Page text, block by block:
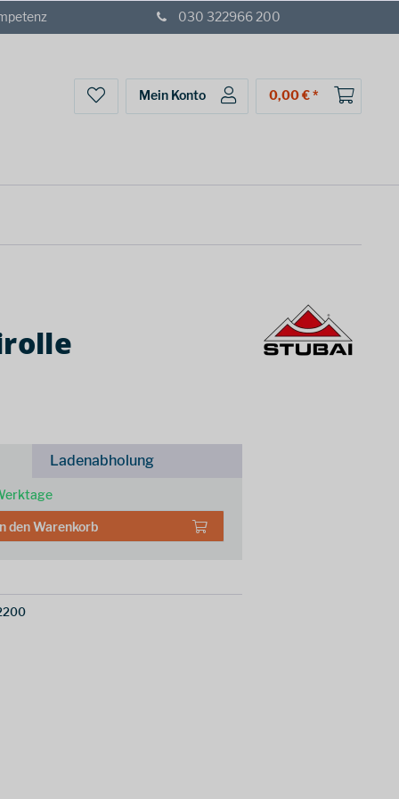
030 322966 200
Mein Konto 0,00 € *
Ladenabholung
denWarenkorb